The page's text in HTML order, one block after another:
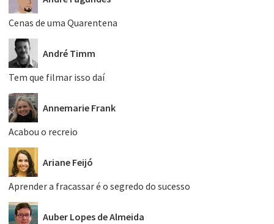
Cenas de uma Quarentena
André Timm
Tem que filmar isso daí
Annemarie Frank
Acabou o recreio
Ariane Feijó
Aprender a fracassar é o segredo do sucesso
Auber Lopes de Almeida